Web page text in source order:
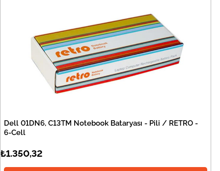
Dell 01DN6, C13TM Notebook Bataryası - Pili / RETRO -
6-Cell
₺1.350,32